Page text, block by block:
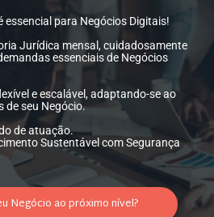
essencial para Negócios Digitais!
Jurídica mensal, cuidadosamente
essenciais de Negócios
e escalável, adaptando-se ao
de seu Negócio.
de atuação.
Sustentável com Segurança
Negócio ao próximo nível?